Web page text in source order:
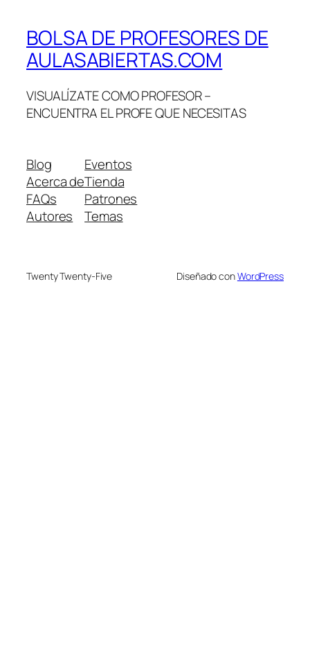
BOLSA DE PROFESORES DE
AULASABIERTAS.COM
VISUALÍZATE COMO PROFESOR –
ENCUENTRA EL PROFE QUE NECESITAS
Blog
Acerca de
FAQs
Autores
Eventos
Tienda
Patrones
Temas
Twenty Twenty-Five Diseñado conWordPress